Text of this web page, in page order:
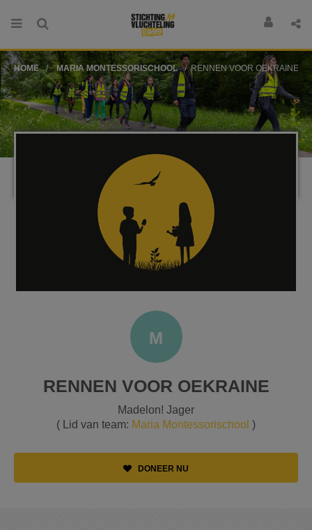
HOME MARIA MONTESSORISCHOOL RENNEN VOOR OEKRAINE
M
RENNEN VOOR OEKRAINE
Madelon! Jager
( Lid van team: Maria Montessorischool )
DONEER NU